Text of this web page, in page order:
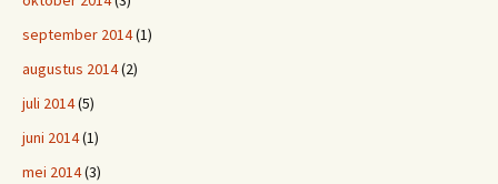
september 2014(1)
augustus 2014(2)
juli 2014(5)
juni 2014(1)
mei 2014(3)